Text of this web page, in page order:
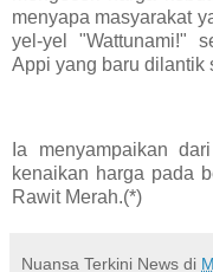
menyapa masyarakat
yel-yel "Wattunami!"
Appi yang baru dilantik
Ia menyampaikan
kenaikan harga pada
Rawit Merah.(*)
Nuansa Terkini News di